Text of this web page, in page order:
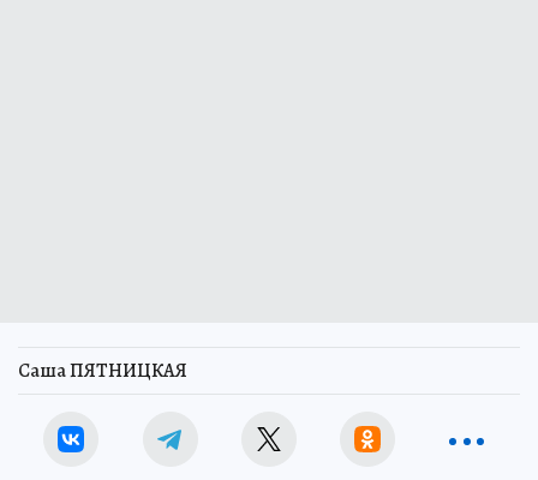
Саша ПЯТНИЦКАЯ